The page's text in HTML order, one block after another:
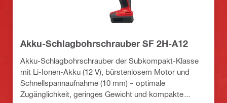
Akku-Schlagbohrschrauber SF 2H-A12
Akku-Schlagbohrschrauber der Subkompakt-Klasse
mit Li-Ionen-Akku (12 V), bürstenlosem Motor und
Schnellspannaufnahme (10 mm) – optimale
Zugänglichkeit, geringes Gewicht und kompakte